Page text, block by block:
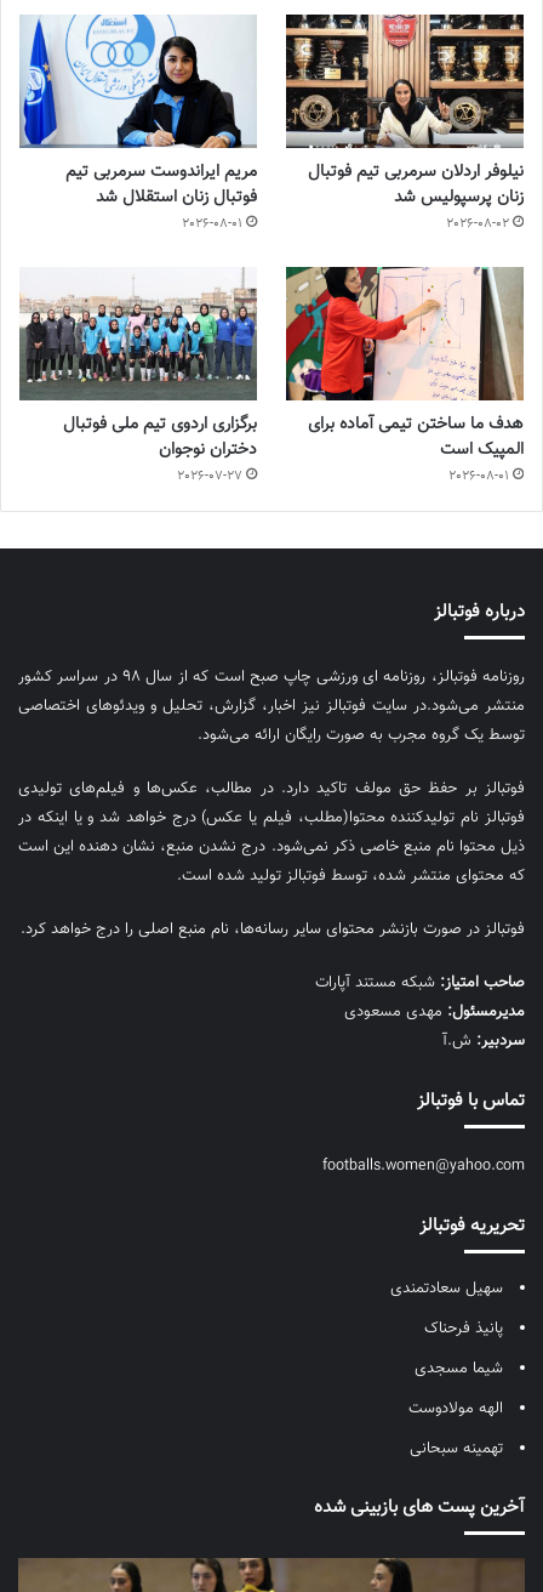
نیلوفر اردلان سرمربی تیم فوتبال
زنان پرسپولیس شد
2026-08-02
مریم ایراندوست سرمربی تیم
فوتبال زنان استقلال شد
2026-08-01
هدف ما ساختن تیمی آماده برای
المپیک است
2026-08-01
برگزاری اردوی تیم ملی فوتبال
دختران نوجوان
2026-07-27
درباره فوتبالز
روزنامه فوتبالز، روزنامه ای ورزشی چاپ صبح است که از سال ۹۸ در سراسر کشور
منتشر می‌شود.در سایت فوتبالز نیز اخبار، گزارش، تحلیل و ویدئوهای اختصاصی
توسط یک گروه مجرب به صورت رایگان ارائه می‌شود.
فوتبالز بر حفظ حق مولف تاکید دارد. در مطالب، عکس‌ها و فیلم‌های تولیدی
فوتبالز نام تولیدکننده محتوا(مطلب، فیلم یا عکس) درج خواهد شد و یا اینکه در
ذیل محتوا نام منبع خاصی ذکر نمی‌‎شود. درج نشدن منبع، نشان دهنده این است
که محتوای منتشر شده، توسط فوتبالز تولید شده است.
فوتبالز در صورت بازنشر محتوای سایر رسانه‌ها، نام منبع اصلی را درج خواهد کرد.
صاحب امتیاز: شبکه مستند آپارات
مديرمسئول: مهدی مسعودی
سردبیر: ش.آ
تماس با فوتبالز
footballs.women@yahoo.com
تحریریه فوتبالز
سهیل سعادتمندی
پانیذ فرحناک
شیما مسجدی
الهه مولادوست
تهمینه سبحانی
آخرین پست های بازبینی شده